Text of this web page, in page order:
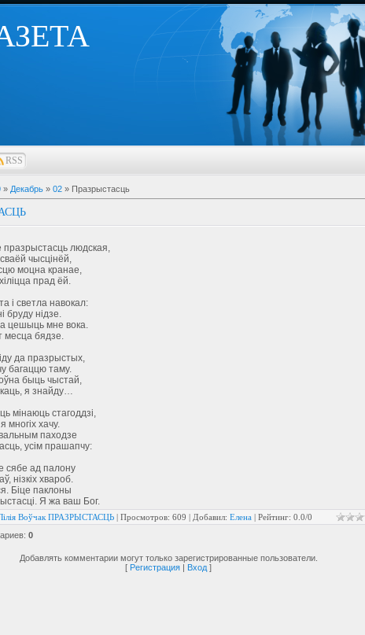
RSS
» Декабрь » 02 » Празрыстасць
людская,
чысцінёй,
моцна кранае,
прад ёй.
і светла навокал:
бруду нідзе.
цешыць мне вока.
месца бядзе.
да празрыстых,
багаццю таму.
быць чыстай,
я знайду…
мінаюць стагоддзі,
многіх хачу.
паходзе
усім прашапчу:
сябе ад палону
нізкіх хвароб.
Біце паклоны
Я жа ваш Бог.
Воўчак ПРАЗРЫСТАСЦЬ | Просмотров: 609 | Добавил: Елена | Рейтинг: 0.0/0
: 0
Добавлять комментарии могут только зарегистрированные пользователи.
[ Регистрация | Вход ]